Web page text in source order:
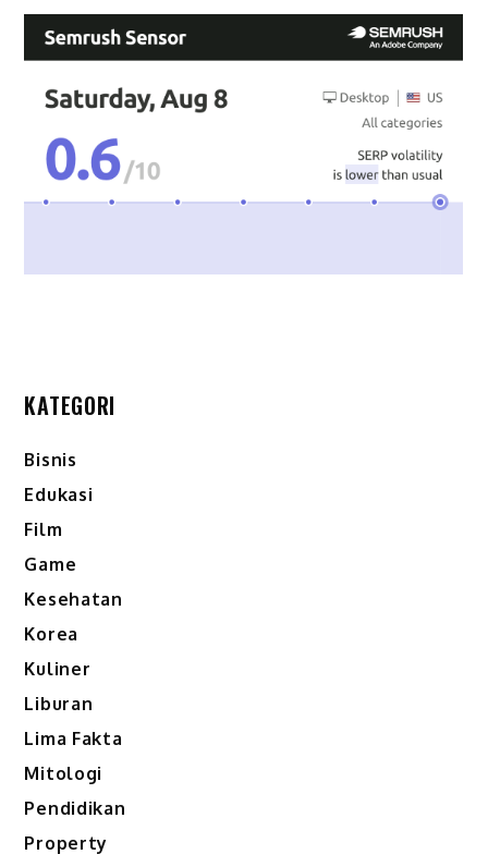
KATEGORI
Bisnis
Edukasi
Film
Game
Kesehatan
Korea
Kuliner
Liburan
Lima Fakta
Mitologi
Pendidikan
Property